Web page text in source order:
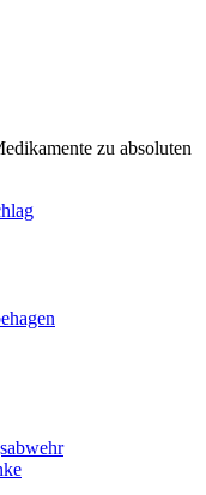
zu absoluten